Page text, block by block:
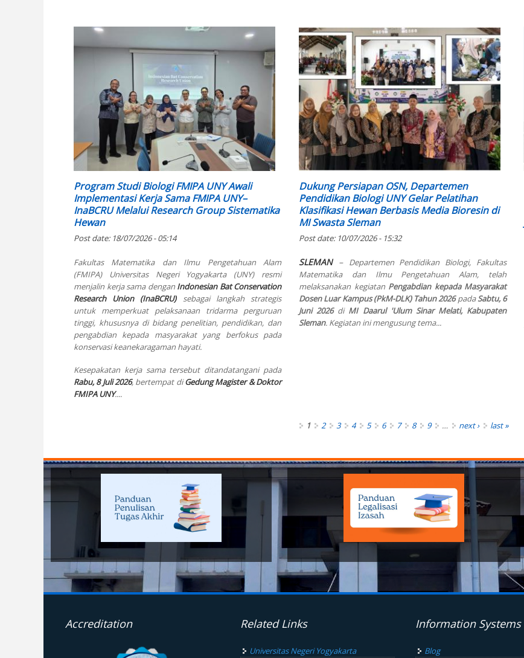
Program Studi Biologi FMIPA UNY Awali
Implementasi Kerja Sama FMIPA UNY–
InaBCRU Melalui Research Group Sistematika
Hewan
Post date: 18/07/2026 - 05:14
Fakultas Matematika dan Ilmu Pengetahuan Alam
(FMIPA) Universitas Negeri Yogyakarta (UNY) resmi
menjalin kerja sama dengan Indonesian Bat Conservation
Research Union (InaBCRU)sebagai langkah strategis
untuk memperkuat pelaksanaan tridarma perguruan
tinggi, khususnya di bidang penelitian, pendidikan, dan
pengabdian kepada masyarakat yang berfokus pada
konservasi keanekaragaman hayati.
Kesepakatan kerja sama tersebut ditandatangani pada
Rabu, 8 Juli 2026, bertempat diGedung Magister & Doktor
FMIPA UNY....
Dukung Persiapan OSN, Departemen
Pendidikan Biologi UNY Gelar Pelatihan
Klasifikasi Hewan Berbasis Media Bioresin di
MI Swasta Sleman
Post date: 10/07/2026 - 15:32
SLEMAN– Departemen Pendidikan Biologi, Fakultas
Matematika dan Ilmu Pengetahuan Alam, telah
melaksanakan kegiatan Pengabdian kepada Masyarakat
Dosen Luar Kampus (PkM-DLK) Tahun 2026padaSabtu, 6
Juni 2026di MI Daarul 'Ulum Sinar Melati, Kabupaten
Sleman. Kegiatan ini mengusung tema...
1 2 3 4 5 6 7 8 9 … next › last »
Accreditation Related Links
Universitas Negeri Yogyakarta
Information Systems
Blog